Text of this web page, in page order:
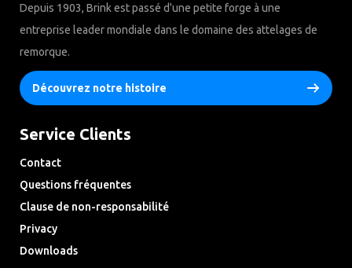
Depuis 1903, Brink est passé d'une petite forge à une
entreprise leader mondiale dans le domaine des attelages de
remorque.
Découvrez notre histoire
Service Clients
Contact
Questions fréquentes
Clause de non-responsabilité
Privacy
Downloads